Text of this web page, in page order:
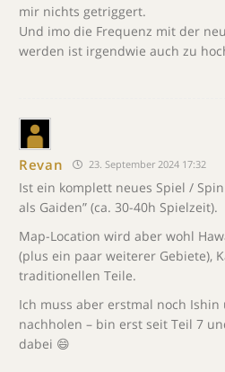
mir nichts getriggert.
Und imo die Frequenz mit der
werden ist irgendwie auch zu
Revan 23. September 2024 17:32
Ist ein komplett neues Spiel /
als Gaiden” (ca. 30-40h Spielzeit).
Map-Location wird aber wohl
(plus ein paar weiterer Gebiete),
traditionellen Teile.
Ich muss aber erstmal noch
nachholen – bin erst seit Teil 7
dabei 😄